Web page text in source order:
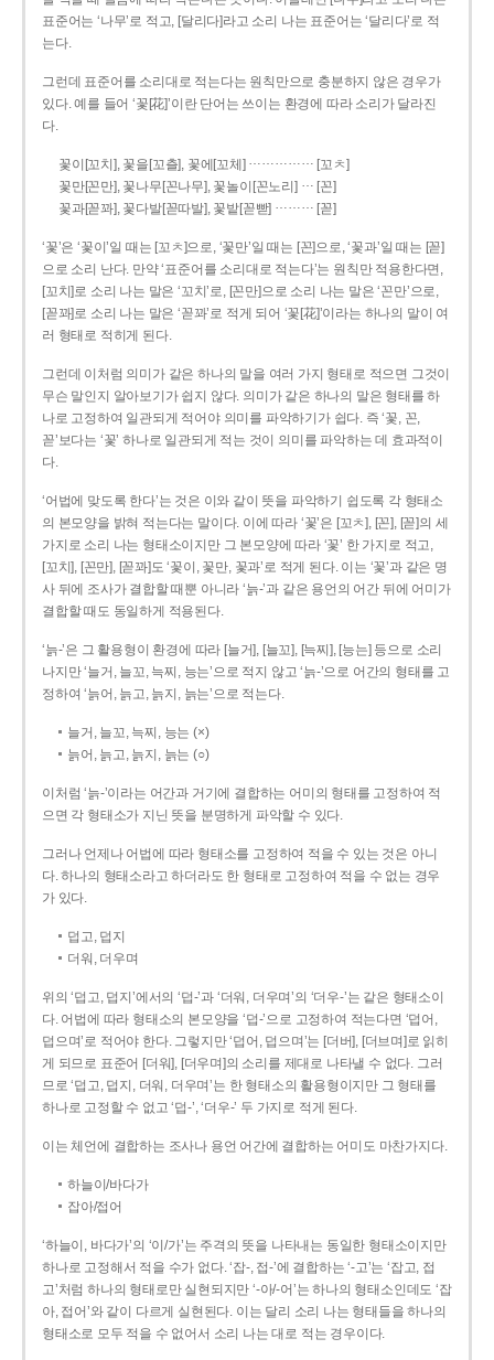
표준어는 ‘나무’로 적고, [달리다]라고 소리 나는 표준어는 ‘달리다’로 적
는다.
그런데 표준어를 소리대로 적는다는 원칙만으로 충분하지 않은 경우가
있다. 예를 들어 ‘꽃[花]’이란 단어는 쓰이는 환경에 따라 소리가 달라진
다.
꽃이[꼬치], 꽃을[꼬츨], 꽃에[꼬체] …………… [꼬ㅊ]
꽃만[꼰만], 꽃나무[꼰나무], 꽃놀이[꼰노리] … [꼰]
꽃과[꼳꽈], 꽃다발[꼳따발], 꽃밭[꼳빧] ……… [꼳]
‘꽃’은 ‘꽃이’일 때는 [꼬ㅊ]으로, ‘꽃만’일 때는 [꼰]으로, ‘꽃과’일 때는 [꼳]
으로 소리 난다. 만약 ‘표준어를 소리대로 적는다’는 원칙만 적용한다면,
[꼬치]로 소리 나는 말은 ‘꼬치’로, [꼰만]으로 소리 나는 말은 ‘꼰만’으로,
[꼳꽈]로 소리 나는 말은 ‘꼳꽈’로 적게 되어 ‘꽃[花]’이라는 하나의 말이 여
러 형태로 적히게 된다.
그런데 이처럼 의미가 같은 하나의 말을 여러 가지 형태로 적으면 그것이
무슨 말인지 알아보기가 쉽지 않다. 의미가 같은 하나의 말은 형태를 하
나로 고정하여 일관되게 적어야 의미를 파악하기가 쉽다. 즉 ‘꽃, 꼰,
꼳’보다는 ‘꽃’ 하나로 일관되게 적는 것이 의미를 파악하는 데 효과적이
다.
‘어법에 맞도록 한다’는 것은 이와 같이 뜻을 파악하기 쉽도록 각 형태소
의 본모양을 밝혀 적는다는 말이다. 이에 따라 ‘꽃’은 [꼬ㅊ], [꼰], [꼳]의 세
가지로 소리 나는 형태소이지만 그 본모양에 따라 ‘꽃’ 한 가지로 적고,
[꼬치], [꼰만], [꼳꽈]도 ‘꽃이, 꽃만, 꽃과’로 적게 된다. 이는 ‘꽃’과 같은 명
사 뒤에 조사가 결합할 때뿐 아니라 ‘늙-’과 같은 용언의 어간 뒤에 어미가
결합할 때도 동일하게 적용된다.
‘늙-’은 그 활용형이 환경에 따라 [늘거], [늘꼬], [늑찌], [능는] 등으로 소리
나지만 ‘늘거, 늘꼬, 늑찌, 능는’으로 적지 않고 ‘늙-’으로 어간의 형태를 고
정하여 ‘늙어, 늙고, 늙지, 늙는’으로 적는다.
늘거, 늘꼬, 늑찌, 능는 (×)
늙어, 늙고, 늙지, 늙는 (○)
이처럼 ‘늙-­’이라는 어간과 거기에 결합하는 어미의 형태를 고정하여 적
으면 각 형태소가 지닌 뜻을 분명하게 파악할 수 있다.
그러나 언제나 어법에 따라 형태소를 고정하여 적을 수 있는 것은 아니
다. 하나의 형태소라고 하더라도 한 형태로 고정하여 적을 수 없는 경우
가 있다.
덥고, 덥지
더워, 더우며
위의 ‘덥고, 덥지’에서의 ‘덥-­’과 ‘더워, 더우며’의 ‘더우-­’는 같은 형태소이
다. 어법에 따라 형태소의 본모양을 ‘덥-­’으로 고정하여 적는다면 ‘덥어,
덥으며’로 적어야 한다. 그렇지만 ‘덥어, 덥으며’는 [더버], [더브며]로 읽히
게 되므로 표준어 [더워], [더우며]의 소리를 제대로 나타낼 수 없다. 그러
므로 ‘덥고, 덥지, 더워, 더우며’는 한 형태소의 활용형이지만 그 형태를
하나로 고정할 수 없고 ‘덥-’, ‘더우-’ 두 가지로 적게 된다.
이는 체언에 결합하는 조사나 용언 어간에 결합하는 어미도 마찬가지다.
하늘이/바다가
잡아/접어
‘하늘이, 바다가’의 ‘이/가’는 주격의 뜻을 나타내는 동일한 형태소이지만
하나로 고정해서 적을 수가 없다. ‘잡-, 접-’에 결합하는 ‘-고’는 ‘잡고, 접
고’처럼 하나의 형태로만 실현되지만 ‘-아/-어’는 하나의 형태소인데도 ‘잡
아, 접어’와 같이 다르게 실현된다. 이는 달리 소리 나는 형태들을 하나의
형태소로 모두 적을 수 없어서 소리 나는 대로 적는 경우이다.